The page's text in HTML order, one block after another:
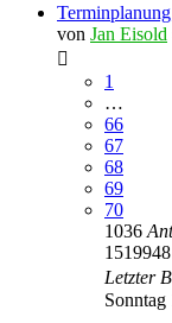
von Jan Eisold
1
…
66
67
68
69
70
1036
1519948
Letzter